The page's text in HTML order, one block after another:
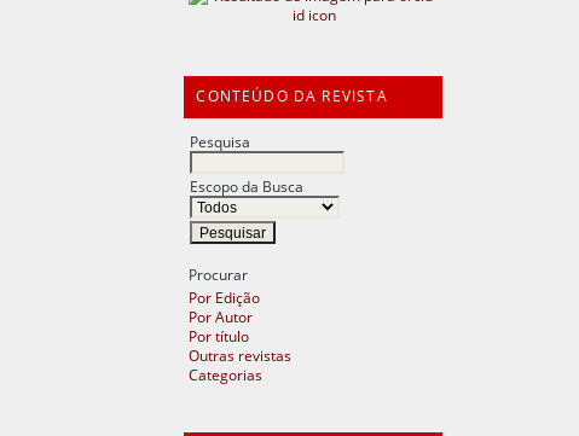
CONTEÚDO DA REVISTA
Pesquisa
Escopo da Busca
Procurar
Por Edição
Por Autor
Por título
Outras revistas
Categorias